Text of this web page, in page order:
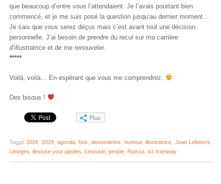
que beaucoup d’entre vous l’attendaient. Je l’avais pourtant bien
commencé, et je me suis posé la question jusqu’au dernier moment…
Je sais que vous serez déçus mais c’est avant tout une décision
personnelle. J’ai besoin de prendre du recul sur ma carrière
d’illustratrice et de me renouveler.
*****
Voilà, voilà… En espérant que vous me comprendrez.
Des bisous !
Plus
Taggé2018 2019,agenda bus ,dessinatrice humour,illustratrice Jean Lefebvre
Limoges limouse your pipoles Limousin, people, Raïssa, tcl, tramway